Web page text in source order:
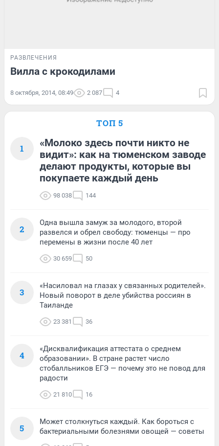
РАЗВЛЕЧЕНИЯ
Вилла с крокодилами
8 октября, 2014, 08:49 2 087 4
ТОП 5
1
«Молоко здесь почти никто не
видит»: как на тюменском заводе
делают продукты, которые вы
покупаете каждый день
98 038 144
2
Одна вышла замуж за молодого, второй
развелся и обрел свободу: тюменцы — про
перемены в жизни после 40 лет
30 659 50
3
«Насиловал на глазах у связанных родителей».
Новый поворот в деле убийства россиян в
Таиланде
23 381 36
4
«Дисквалификация аттестата о среднем
образовании». В стране растет число
стобалльников ЕГЭ — почему это не повод для
радости
21 810 16
5
Может столкнуться каждый. Как бороться с
бактериальными болезнями овощей — советы